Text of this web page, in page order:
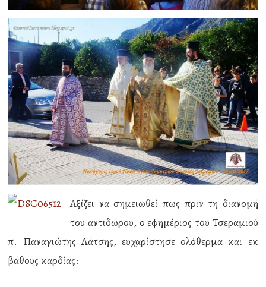
Αξίζει να σημειωθεί πως πριν τη διανομή
του αντιδώρου, ο εφημέριος του Τσεραμιού
π. Παναγιώτης Λάτσης, ευχαρίστησε ολόθερμα και εκ
βάθους καρδίας: